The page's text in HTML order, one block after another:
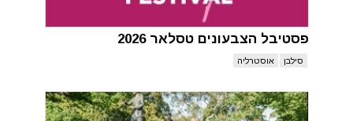
פסטיבל הצבעונים טסלאר 2026
סילבן אוסטרליה